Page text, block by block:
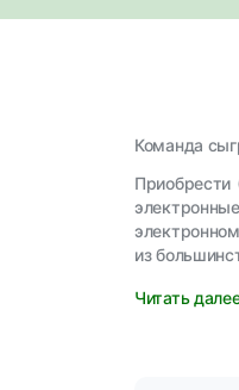
Команда
из
Читать